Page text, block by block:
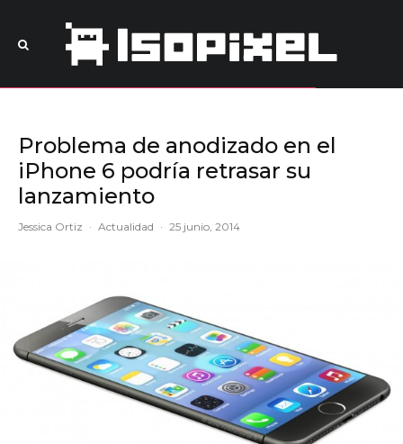
Problema de anodizado en el
iPhone 6 podría retrasar su
lanzamiento
Jessica Ortiz · Actualidad · 25 junio, 2014